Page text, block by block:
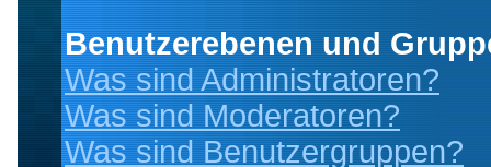
Benutzerebenen und
Was sind Administratoren?
Was sind Moderatoren?
Was sind Benutzergruppen?